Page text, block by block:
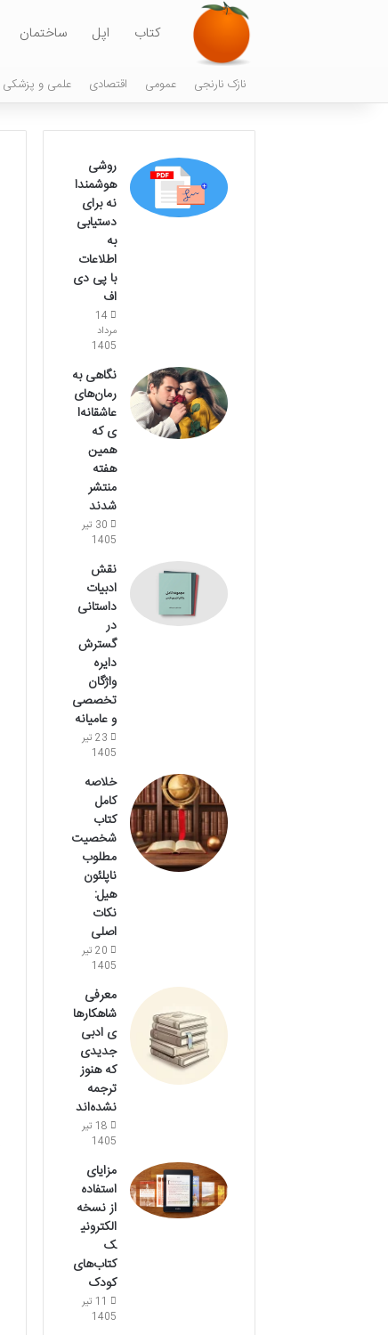
کتاب اپل ساختمان
نازک نارنجی عمومی اقتصادی علمی و پزشکی
روشی
هوشمندا
نه برای
دستیابی
به
اطلاعات
با پی دی
اف
14
مرداد
1405
نگاهی به
رمان‌های
عاشقانه‌ا
ی که
همین
هفته
منتشر
شدند
30 تیر
1405
نقش
ادبیات
داستانی
در
گسترش
دایره
واژگان
تخصصی
و عامیانه
23 تیر
1405
خلاصه
کامل
کتاب
شخصیت
مطلوب
ناپلئون
هیل:
نکات
اصلی
20 تیر
1405
معرفی
شاهکارها
ی ادبی
جدیدی
که هنوز
ترجمه
نشده‌اند
18 تیر
1405
مزایای
استفاده
از نسخه
الکترونی
ک
کتاب‌های
کودک
11 تیر
1405